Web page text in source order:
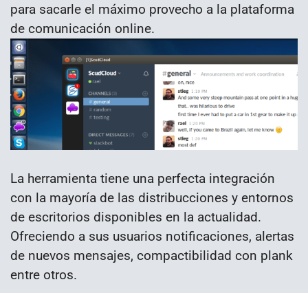
para sacarle el máximo provecho a la plataforma
de comunicación online.
La herramienta tiene una perfecta integración
con la mayoría de las distribucciones y entornos
de escritorios disponibles en la actualidad.
Ofreciendo a sus usuarios notificaciones, alertas
de nuevos mensajes, compactibilidad con plank
entre otros.